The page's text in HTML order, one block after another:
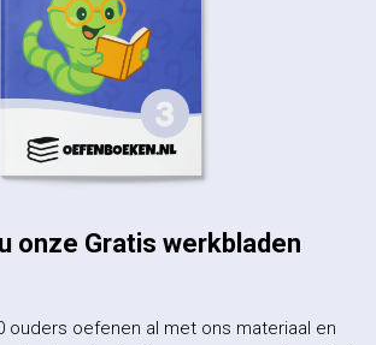
onze Gratis werkbladen
ouders oefenen al met ons materiaal en